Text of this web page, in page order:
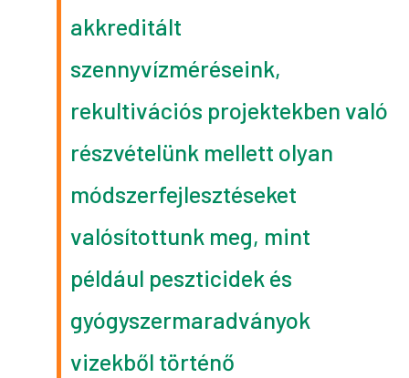
akkreditált
szennyvízméréseink,
rekultivációs projektekben való
részvételünk mellett olyan
módszerfejlesztéseket
valósítottunk meg, mint
például peszticidek és
gyógyszermaradványok
vizekből történő